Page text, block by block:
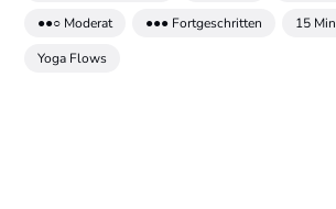
●●○ Moderat
●●● Fortgeschritten 15 Min
Yoga Flows